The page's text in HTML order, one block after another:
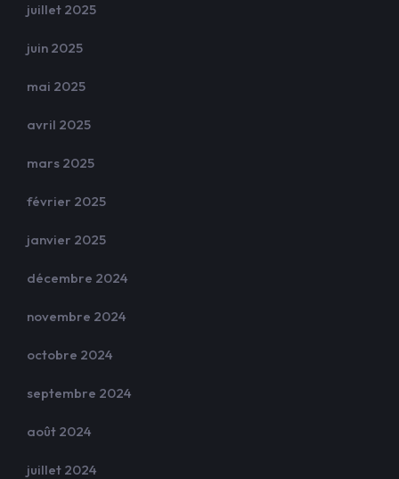
juillet 2025
juin 2025
mai 2025
avril 2025
mars 2025
février 2025
janvier 2025
décembre 2024
novembre 2024
octobre 2024
septembre 2024
août 2024
juillet 2024